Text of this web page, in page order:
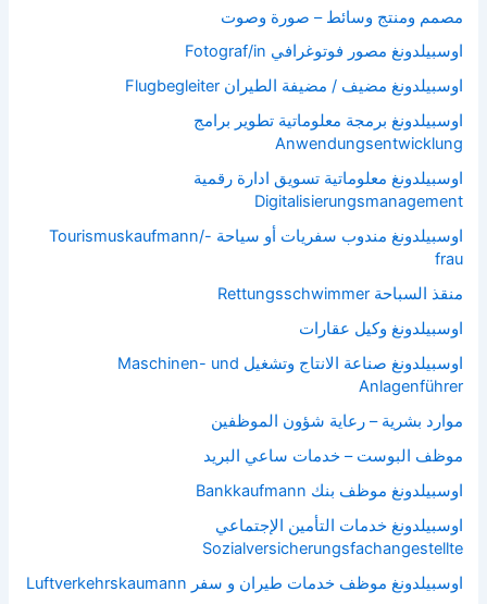
مصمم ومنتج وسائط – صورة وصوت
اوسبيلدونغ مصور فوتوغرافي Fotograf/in
اوسبيلدونغ مضيف / مضيفة الطيران Flugbegleiter
اوسبيلدونغ برمجة معلوماتية تطوير برامج
Anwendungsentwicklung
اوسبيلدونغ معلوماتية تسويق ادارة رقمية
Digitalisierungsmanagement
اوسبيلدونغ مندوب سفريات أو سياحة Tourismuskaufmann/-
frau
منقذ السباحة Rettungsschwimmer
اوسبيلدونغ وكيل عقارات
اوسبيلدونغ صناعة الانتاج وتشغيل Maschinen- und
Anlagenführer
موارد بشرية – رعاية شؤون الموظفين
موظف البوست – خدمات ساعي البريد
اوسبيلدونغ موظف بنك Bankkaufmann
اوسبيلدونغ خدمات التأمين الإجتماعي
Sozialversicherungsfachangestellte
اوسبيلدونغ موظف خدمات طيران و سفر Luftverkehrskaumann